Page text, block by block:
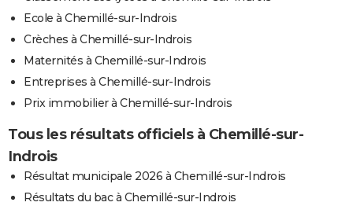
Ecole à Chemillé-sur-Indrois
Crèches à Chemillé-sur-Indrois
Maternités à Chemillé-sur-Indrois
Entreprises à Chemillé-sur-Indrois
Prix immobilier à Chemillé-sur-Indrois
Tous les résultats officiels à Chemillé-sur-
Indrois
Résultat municipale 2026 à Chemillé-sur-Indrois
Résultats du bac à Chemillé-sur-Indrois